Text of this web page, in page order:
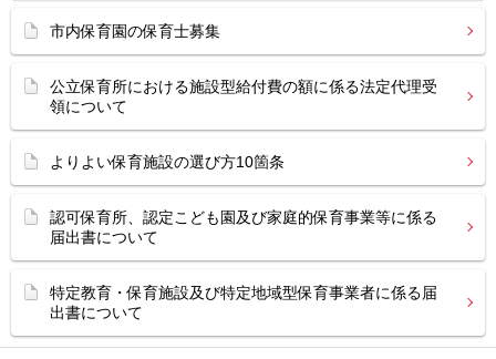
市内保育園の保育士募集
公立保育所における施設型給付費の額に係る法定代理受
領について
よりよい保育施設の選び方10箇条
認可保育所、認定こども園及び家庭的保育事業等に係る
届出書について
特定教育・保育施設及び特定地域型保育事業者に係る届
出書について